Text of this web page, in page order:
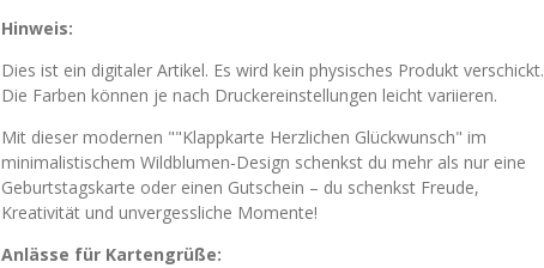
Hinweis:
Dies ist ein digitaler Artikel. Es wird kein physisches Produkt verschickt.
Die Farben können je nach Druckereinstellungen leicht variieren.
Mit dieser modernen ""Klappkarte Herzlichen Glückwunsch" im
minimalistischem Wildblumen-Design schenkst du mehr als nur eine
Geburtstagskarte oder einen Gutschein – du schenkst Freude,
Kreativität und unvergessliche Momente!
Anlässe für Kartengrüße: